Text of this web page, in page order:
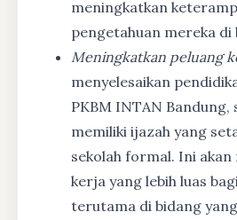
meningkatkan
pengetahuan mereka
Meningkatkan peluang
menyelesaikan
PKBM INTAN Bandung,
memiliki ijazah yang
sekolah formal. Ini akan
kerja yang lebih luas
terutama di bidang